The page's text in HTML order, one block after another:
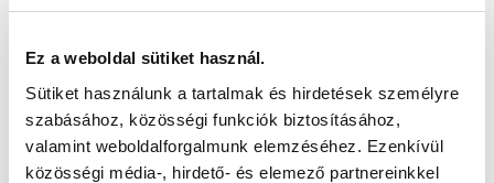
Ez a weboldal sütiket használ.
Sütiket használunk a tartalmak és hirdetések személyre
szabásához, közösségi funkciók biztosításához,
valamint weboldalforgalmunk elemzéséhez. Ezenkívül
közösségi média-, hirdető- és elemező partnereinkkel
Ne maradjon le egy eseményről sem! Iratkozzon fel ingyenes
hírlevelünkre: